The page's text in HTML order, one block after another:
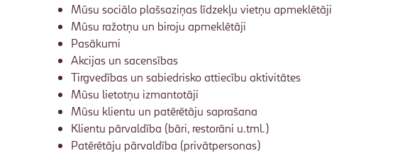
Mūsu sociālo plašsaziņas līdzekļu vietņu apmeklētāji
Mūsu ražotņu un biroju apmeklētāji
Pasākumi
Akcijas un sacensības
Tirgvedības un sabiedrisko attiecību aktivitātes
Mūsu lietotņu izmantotāji
Mūsu klientu un patērētāju saprašana
Klientu pārvaldība (bāri, restorāni u.tml.)
Patērētāju pārvaldība (privātpersonas)